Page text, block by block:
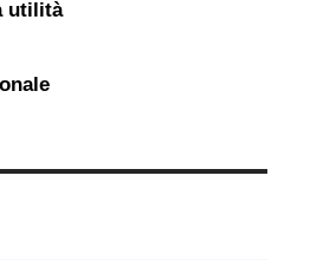
utilità